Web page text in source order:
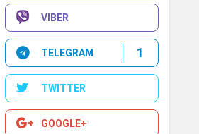
VIBER
TELEGRAM 1
TWITTER
GOOGLE+